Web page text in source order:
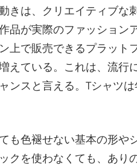
きは、クリエイティブな
品が実際のファッション
上で販売できるプラット
えている。これは、流行
ンスと言える。Tシャツ
も色褪せない基本の形や
クを使わなくても、あり